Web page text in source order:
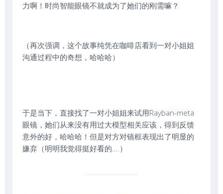
力啊！时尚智能眼镜不就成为了她们的刚需嘛？
（再次强调，这个故事纯凭在咖啡店看到一对小姐姐
沟通过程中的奇想，哈哈哈）
于是当下，直接找了一对小姐姐来试用Rayban-meta
眼镜，她们从来没有用过大模型相关应该，得到反馈
意外的好，哈哈哈！但是对方对镜框表现出了明显的
嫌弃（明明我觉得挺好看的….）